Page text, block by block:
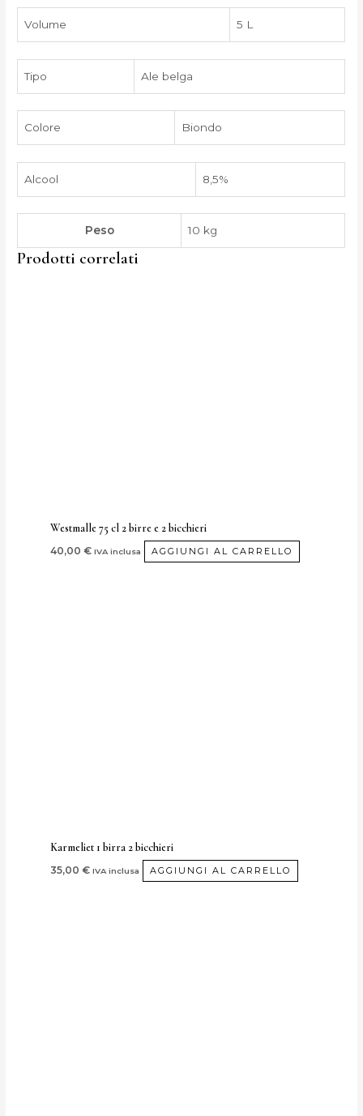
Volume 5 L
Tipo Ale belga
Colore Biondo
Alcool 8,5%
Peso 10 kg
Prodotti correlati
Westmalle 75 cl 2 birre e 2 bicchieri
40,00€ IVA inclusa AGGIUNGI AL CARRELLO
Karmeliet 1 birra 2 bicchieri
35,00€ IVA inclusa AGGIUNGI AL CARRELLO